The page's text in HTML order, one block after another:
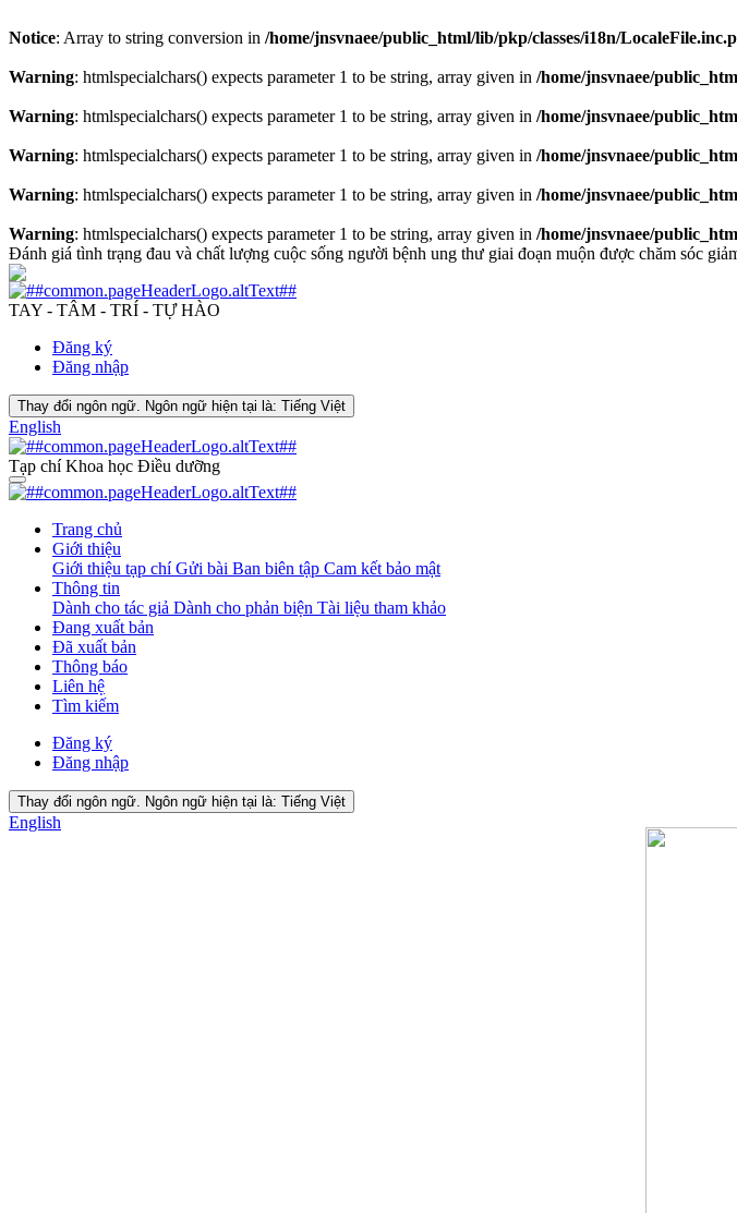
Notice: Array to string conversion in /home/jnsvnaee/public_html/lib/pkp/classes/i18n/
Warning: htmlspecialchars() expects parameter 1 to be string, array given in /home/jnsvnaee/
Warning: htmlspecialchars() expects parameter 1 to be string, array given in /home/jnsvnaee/
Warning: htmlspecialchars() expects parameter 1 to be string, array given in /home/jnsvnaee/
Warning: htmlspecialchars() expects parameter 1 to be string, array given in /home/jnsvnaee/
Warning: htmlspecialchars() expects parameter 1 to be string, array given in /home/jnsvnaee/
Đánh giá tình trạng đau và chất lượng cuộc sống người bệnh ung thư giai đoạn muộn được chăm sóc
TAY - TÂM - TRÍ - TỰ HÀO
Đăng ký
Đăng nhập
Thay đổi ngôn ngữ. Ngôn ngữ hiện tại là: Tiếng Việt
English
Tạp chí Khoa học Điều dưỡng
Trang chủ
Giới thiệu
Giới thiệu tạp chíGửi bài Ban biên tập Cam kết bảo mật
Thông tin
Dành cho tác giả Dành cho phản biện Tài liệu tham khảo
Đang xuất bản
Đã xuất bản
Thông báo
Liên hệ
Tìm kiếm
Đăng ký
Đăng nhập
Thay đổi ngôn ngữ. Ngôn ngữ hiện tại là: Tiếng Việt
English